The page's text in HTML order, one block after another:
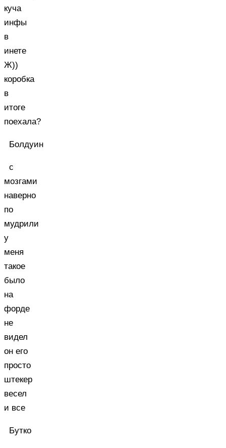
куча
инфы
в
инете
Ж))
коробка
в
итоге
поехала?
Болдуин
с
мозгами
наверно
по
мудрили
у
меня
такое
было
на
форде
не
видел
он его
просто
штекер
весел
и все
Бутко